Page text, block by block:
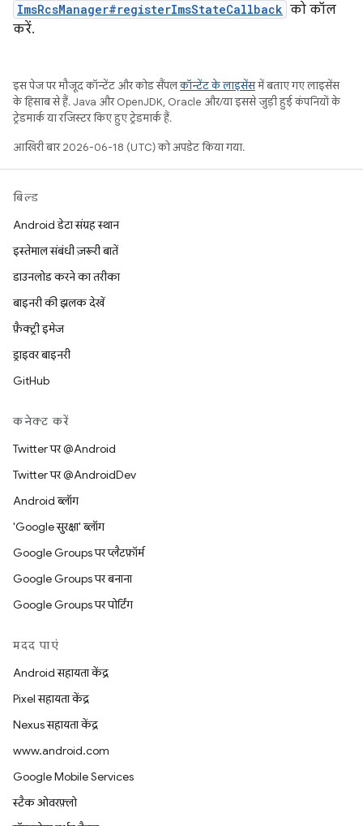
ImsRcsManager#registerImsStateCallback को कॉल
करें.
इस पेज पर मौजूद कॉन्टेंट और कोड सैंपलकॉन्टेंट के लाइसेंसमें बताए गए लाइसेंस
के हिसाब से हैं. Java और OpenJDK, Oracle और/या इससे जुड़ी हुई कंपनियों के
ट्रेडमार्क या रजिस्टर किए हुए ट्रेडमार्क हैं.
आखिरी बार 2026-06-18 (UTC) को अपडेट किया गया.
बिल्ड
Android डेटा संग्रह स्थान
इस्तेमाल संबंधी ज़रूरी बातें
डाउनलोड करने का तरीका
बाइनरी की झलक देखें
फ़ैक्ट्री इमेज
ड्राइवर बाइनरी
GitHub
कनेक्ट करें
Twitter पर @Android
Twitter पर @AndroidDev
Android ब्लॉग
'Google सुरक्षा' ब्लॉग
Google Groups पर प्लैटफ़ॉर्म
Google Groups पर बनाना
Google Groups पर पोर्टिंग
मदद पाएं
Android सहायता केंद्र
Pixel सहायता केंद्र
Nexus सहायता केंद्र
www.android.com
Google Mobile Services
स्टैक ओवरफ़्लो